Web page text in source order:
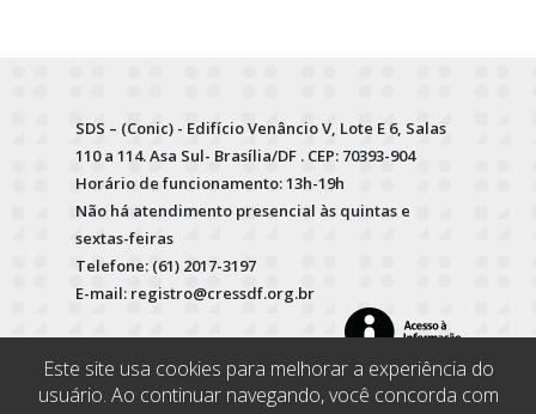
SDS – (Conic) - Edifício Venâncio V, Lote E 6, Salas
110 a 114. Asa Sul- Brasília/DF . CEP: 70393-904
Horário de funcionamento: 13h-19h
Não há atendimento presencial às quintas e
sextas-feiras
Telefone: (61) 2017-3197
E-mail: registro@cressdf.org.br
Este site usa cookies para melhorar a experiência do
usuário. Ao continuar navegando, você concorda com